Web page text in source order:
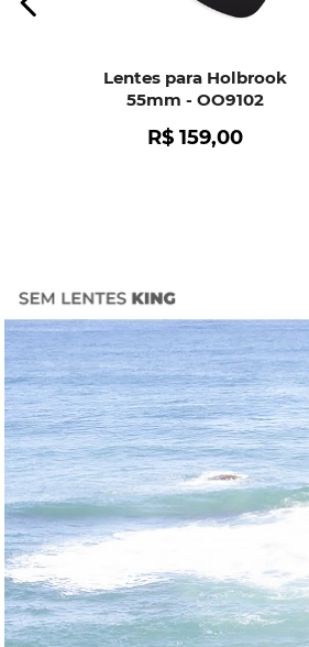
Lentes para Holbrook
55mm - OO9102
R$ 159,00